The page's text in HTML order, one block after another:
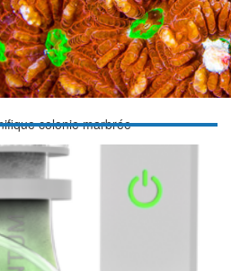
colonie marbrée